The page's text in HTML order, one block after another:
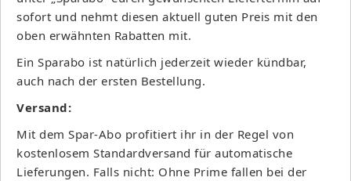
sofort und nehmt diesen aktuell guten Preis mit den
oben erwähnten Rabatten mit.
Ein Sparabo ist natürlich jederzeit wieder kündbar,
auch nach der ersten Bestellung.
Versand:
Mit dem Spar-Abo profitiert ihr in der Regel von
kostenlosem Standardversand für automatische
Lieferungen. Falls nicht: Ohne Prime fallen bei der